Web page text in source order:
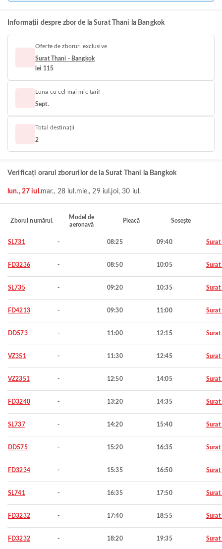
Informații despre zbor de la Surat Thani la Bangkok
Oferte de zboruri exclusive
Surat Thani - Bangkok
lei 115
Luna cu cel mai mic tarif
Sept.
Total destinații
2
Verificați orarul zborurilor de la Surat Thani la Bangkok
lun., 27 iul.mar., 28 iul.mie., 29 iul.joi, 30 iul.
Zborul numărul.
Model de
aeronavă
Pleacă Sosește
SL731 - 08:25 09:40 Surat
FD3236 - 08:50 10:05 Surat
SL735 - 09:20 10:35 Surat
FD4213 - 09:30 11:00 Surat
DD573 - 11:00 12:15 Surat
VZ351 - 11:30 12:45 Surat
VZ2351 - 12:50 14:05 Surat
FD3240 - 13:20 14:35 Surat
SL737 - 14:20 15:40 Surat
DD575 - 15:20 16:35 Surat
FD3234 - 15:35 16:50 Surat
SL741 - 16:35 17:50 Surat
FD3232 - 17:40 18:55 Surat
FD3232 - 18:20 19:35 Surat